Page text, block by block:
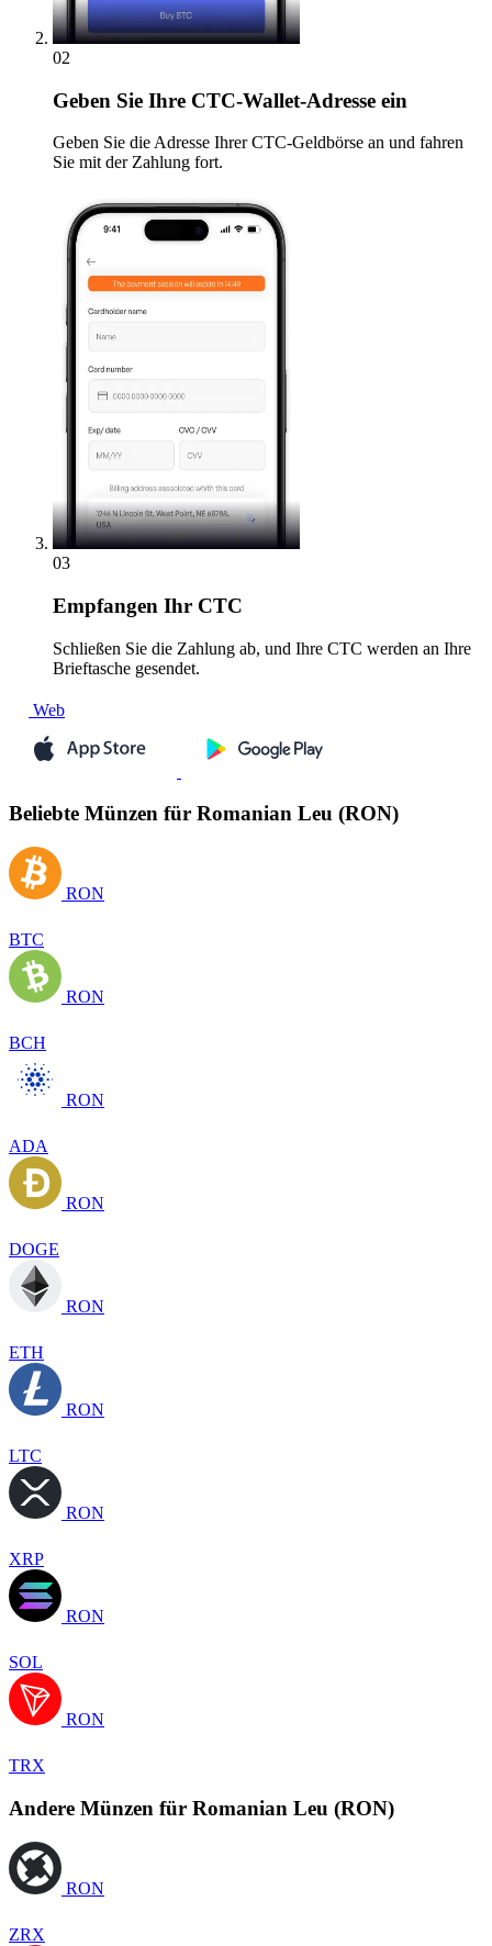
02
Geben Sie Ihre CTC-Wallet-Adresse ein
Geben Sie die Adresse Ihrer CTC-Geldbörse an und fahren
Sie mit der Zahlung fort.
03
Empfangen Ihr CTC
Schließen Sie die Zahlung ab, und Ihre CTC werden an Ihre
Brieftasche gesendet.
Web
Beliebte Münzen für Romanian Leu (RON)
RON
BTC
RON
BCH
RON
ADA
RON
DOGE
RON
ETH
RON
LTC
RON
XRP
RON
SOL
RON
TRX
Andere Münzen für Romanian Leu (RON)
RON
ZRX